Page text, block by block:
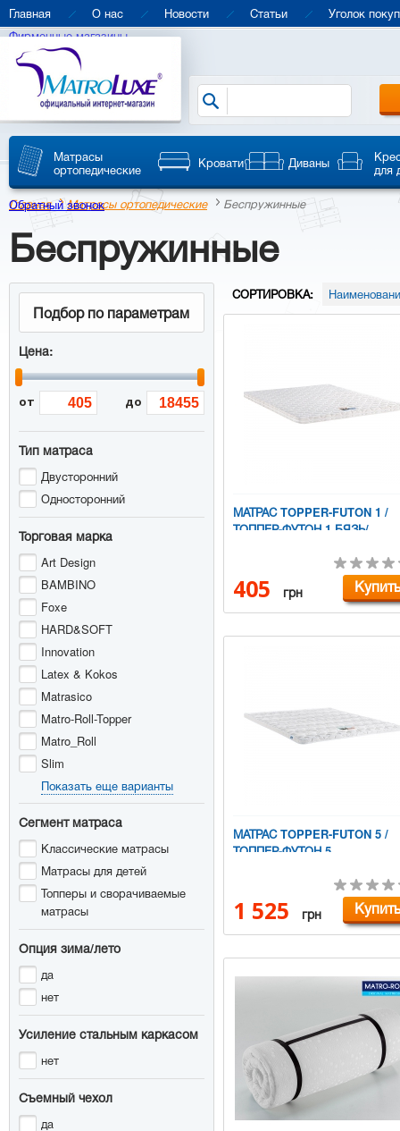
Главная О нас Новости Статьи
Уголок
Фирменные магазины
Обратный звонок
Матрасы
ортопедические Кровати Диваны для
Главная Матрасы ортопедические Беспружинные
Беспружинные
Подбор по параметрам
Цена:
от до
Тип матраса
Двусторонний
Односторонний
Торговая марка
Art Design
BAMBINO
Foxe
HARD&SOFT
Innovation
Latex & Kokos
Matrasico
Matro-Roll-Topper
Matro_Roll
Slim
Показать еще варианты
Сегмент матраса
Классические матрасы
Матрасы для детей
Топперы и сворачиваемые
матрасы
Опция зима/лето
да
нет
Усиление стальным каркасом
нет
Съемный чехол
да
СОРТИРОВКА:
МАТРАС TOPPER-FUTON 1 /
ТОППЕР-ФУТОН 1 БЯЗЬ/
405 грн Купить
МАТРАС TOPPER-FUTON 5 /
ТОППЕР-ФУТОН 5
1 525 грн Купить